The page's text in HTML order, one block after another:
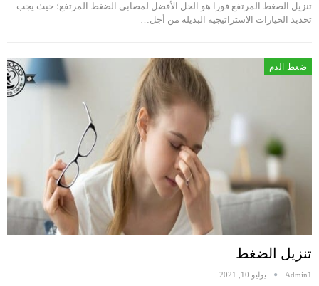
تنزيل الضغط المرتفع فورا هو الحل الأفضل لمصابي الضغط المرتفع؛ حيث يجب
تحديد الخيارات الاستراتيجية البديلة من أجل…
ضغط الدم
تنزيل الضغط
Admin1 يوليو 10, 2021